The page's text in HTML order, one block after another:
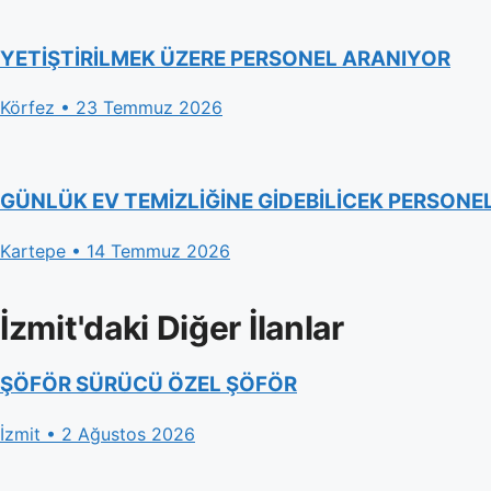
YETİŞTİRİLMEK ÜZERE PERSONEL ARANIYOR
Körfez • 23 Temmuz 2026
GÜNLÜK EV TEMİZLİĞİNE GİDEBİLİCEK
Kartepe • 14 Temmuz 2026
İzmit'daki Diğer İlanlar
ŞÖFÖR SÜRÜCÜ ÖZEL ŞÖFÖR
İzmit • 2 Ağustos 2026